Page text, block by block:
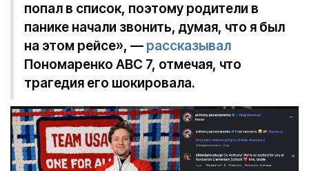
попал в список, поэтому родители в
панике начали звонить, думая, что я был
на этом рейсе», — рассказывал
Пономаренко ABC 7, отмечая, что
трагедия его шокировала.